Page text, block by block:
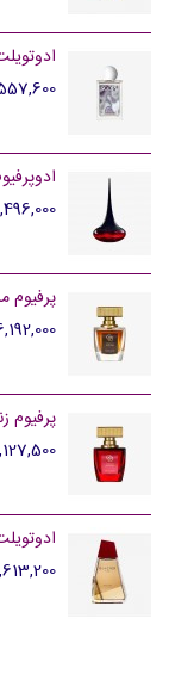
2,557,600
3,496,000
پرفیوم
6,192,000
پرفیوم
6,127,500
2,613,200